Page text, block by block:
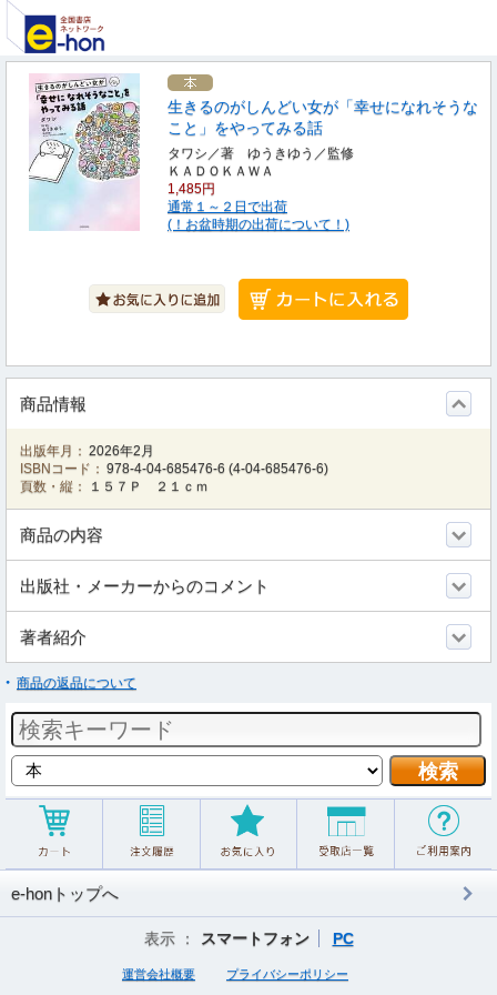
生きるのがしんどい女が「幸せになれそうな
こと」をやってみる話
タワシ／著 ゆうきゆう／監修
ＫＡＤＯＫＡＷＡ
1,485円
通常１～２日で出荷
(！お盆時期の出荷について！)
商品情報
出版年月： 2026年2月
ISBNコード： 978-4-04-685476-6 (4-04-685476-6)
頁数・縦：
１５７Ｐ ２１ｃｍ
商品の内容
出版社・メーカーからのコメント
著者紹介
商品の返品について
e-honトップへ
表示 ： スマートフォン PC
運営会社概要 プライバシーポリシー